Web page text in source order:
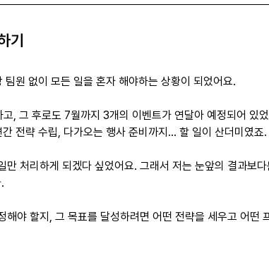
기
원 없이 모든 일을 혼자 해야하는 상황이 되었어요.
, 그 후로도 7월까지 3개의 이벤트가 연달아 예정되어 있
전략 수립, 다가오는 행사 준비까지… 할 일이 산더미였죠.
처리하게 되겠다 싶었어요. 그래서 저는 눈앞의 결과보다
야 할지, 그 목표를 달성하려면 어떤 전략을 세우고 어떤